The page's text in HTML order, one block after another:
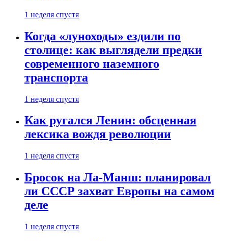
1 неделя спустя
Когда «луноходы» ездили по
столице: как выглядели предки
современного наземного
транспорта
1 неделя спустя
Как ругался Ленин: обсценная
лексика вождя революции
1 неделя спустя
Бросок на Ла-Манш: планировал
ли СССР захват Европы на самом
деле
1 неделя спустя